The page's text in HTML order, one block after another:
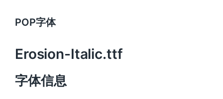
POP字体
Erosion-Italic.ttf
字体信息